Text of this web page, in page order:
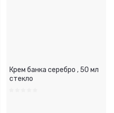
Крем банка серебро , 50 мл
стекло